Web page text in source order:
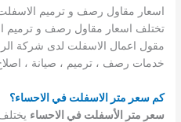
اسعار مقاول رصف و ترميم
تختلف اسعار مقاول رصف و ترميم
مقول اعمال الاسفلت لدى شركة
خدمات رصف ، ترميم ، صيانة ،
كم سعر متر الاسفلت في الاحساء؟
سعر متر الأسفلت في الاحساء